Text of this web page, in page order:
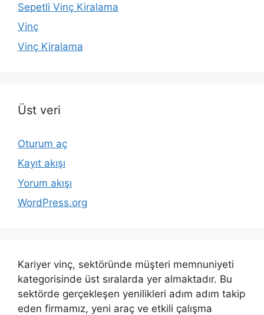
Sepetli Vinç Kiralama
Vinç
Vinç Kiralama
Üst veri
Oturum aç
Kayıt akışı
Yorum akışı
WordPress.org
Kariyer vinç, sektöründe müşteri memnuniyeti
kategorisinde üst sıralarda yer almaktadır. Bu
sektörde gerçekleşen yenilikleri adım adım takip
eden firmamız, yeni araç ve etkili çalışma